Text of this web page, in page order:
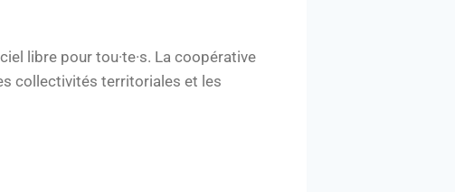
libre pour tou·te·s. La coopérative
collectivités territoriales et les